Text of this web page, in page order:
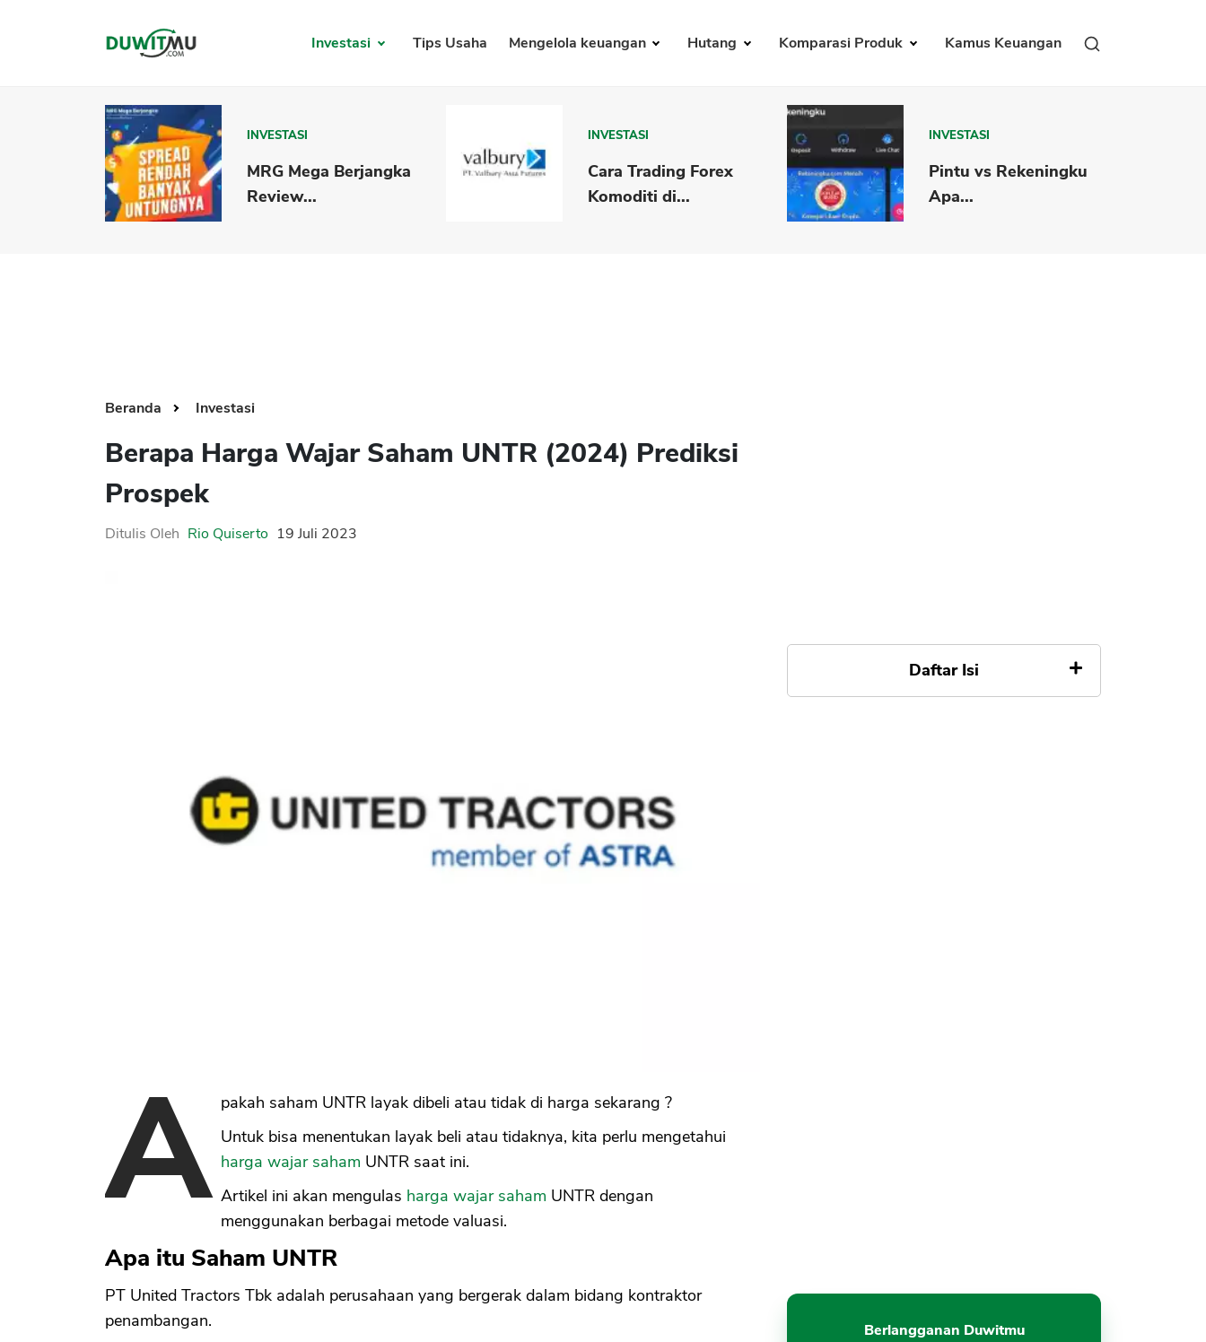
Investasi Tips Usaha Mengelola keuangan Hutang Komparasi Produk Kamus Keuangan
INVESTASI
MRG Mega Berjangka
Review...
INVESTASI
Cara Trading Forex
Komoditi di...
INVESTASI
Pintu vs Rekeningku
Apa...
Beranda Investasi
Berapa Harga Wajar Saham UNTR (2024) Prediksi
Prospek
Ditulis Oleh Rio Quiserto 19 Juli 2023
A pakah saham UNTR layak dibeli atau tidak di harga sekarang ?
Untuk bisa menentukan layak beli atau tidaknya, kita perlu mengetahui
harga wajar saham UNTR saat ini.
Artikel ini akan mengulas harga wajar saham UNTR dengan
menggunakan berbagai metode valuasi.
Apa itu Saham UNTR
PT United Tractors Tbk adalah perusahaan yang bergerak dalam bidang kontraktor
penambangan.
Daftar Isi
Berlangganan Duwitmu